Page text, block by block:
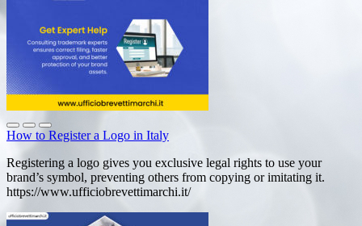
How to Register a Logo in Italy
Registering a logo gives you exclusive legal rights to use your
brand’s symbol, preventing others from copying or imitating it.
https://www.ufficiobrevettimarchi.it/